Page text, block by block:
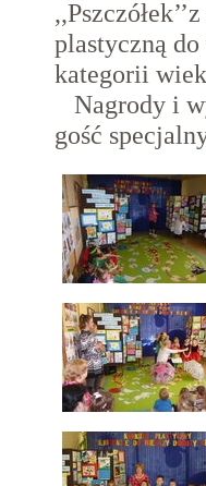
plastyczną do
kategorii
Nagrody i
gość